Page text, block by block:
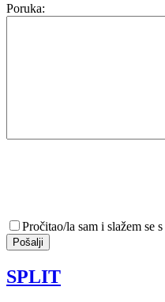
Poruka:
Pročitao/la sam i slažem se s
SPLIT